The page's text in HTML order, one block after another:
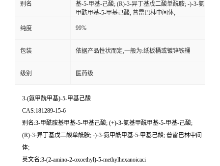
别名
基-5-甲基-己酸; (R)-3-异丁基戊二酸单酰胺; -)-3-氨
甲酰甲基-5-甲基己酸; 普雷巴林中间体;
纯度 99%
包装 依据产品性状而定,一般为:纸板桶或镀锌铁桶
级别 医药级
3-(氨甲酰甲基)-5-甲基己酸
CAS:181289-15-6
别名:3-甲酰胺基甲基-5-甲基己酸; (+)-3-氨基甲酰甲基-5-甲基-己酸;
(R)-3-异丁基戊二酸单酰胺; -)-3-氨甲酰甲基-5-甲基己酸; 普雷巴林中间
体;
英文名:3-(2-amino-2-oxoethyl)-5-methylhexanoicaci